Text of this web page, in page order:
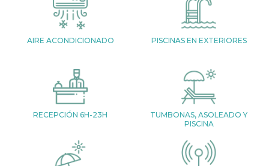
AIRE ACONDICIONADO PISCINAS EN EXTERIORES
RECEPCIÓN 6H-23H
TUMBONAS, ASOLEADO Y
PISCINA